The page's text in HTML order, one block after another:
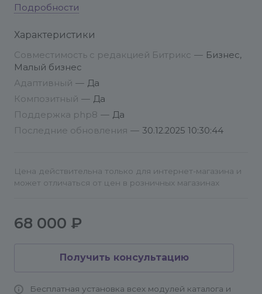
2.2. Загружаем решение
Вас перекинет в административную панель в
раздел
«Список обновлений» , где нажимаем
кнопку «Загрузить»
Принимаем
«Лицензионное соглашение»
конфиденциальности»
«Применить»
Подробности
Характеристики
Совместимость с редакцией Битрикс — Бизнес,
Малый бизнес
Адаптивный — Да
Композитный — Да
Поддержка php8 — Да
Последние обновления — 30.12.2025 10:30:44
Цена действительна только для интернет-магазина и
может отличаться от цен в розничных магазинах
68 000 ₽
Получить консультацию
Бесплатная установка всех модулей каталога и